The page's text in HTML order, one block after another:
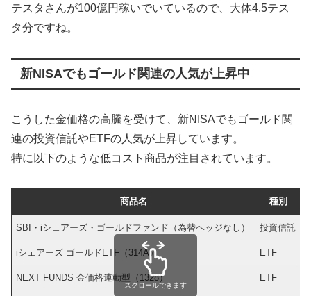
テスタさんが100億円稼いでいているので、大体4.5テス
タ分ですね。
新NISAでもゴールド関連の人気が上昇中
こうした金価格の高騰を受けて、新NISAでもゴールド関
連の投資信託やETFの人気が上昇しています。
特に以下のような低コスト商品が注目されています。
商品名 種別
SBI・iシェアーズ・ゴールドファンド（為替ヘッジなし） 投資信託
iシェアーズ ゴールドETF（314A） ETF
NEXT FUNDS 金価格連動型（1328） ETF
スクロールできます